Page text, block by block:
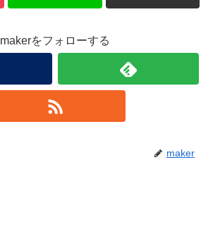
makerをフォローする
maker